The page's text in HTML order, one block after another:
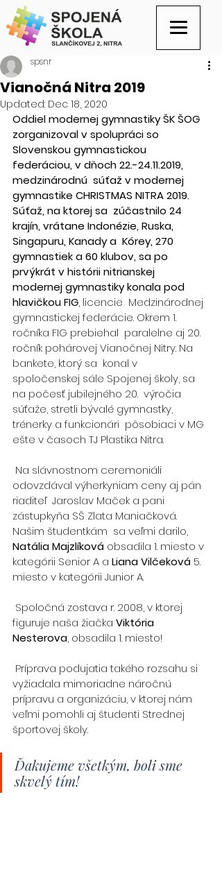
Vianočná Nitra 2019
spsnr
Updated: Dec 18, 2020
Oddiel modernej gymnastiky ŠK ŠOG
zorganizoval v spolupráci so
Slovenskou gymnastickou
federáciou, v dňoch 22.-24.11.2019,
medzinárodnú  súťaž v modernej
gymnastike CHRISTMAS NITRA 2019.
Súťaž, na ktorej sa  zúčastnilo 24
krajín, vrátane Indonézie, Ruska,
Singapuru, Kanady a  Kórey, 270
gymnastiek a 60 klubov, sa po
prvýkrát v histórii nitrianskej
modernej gymnastiky konala pod
hlavičkou FIG, licencie  Medzinárodnej
gymnastickej federácie. Okrem 1.
ročníka FIG prebiehal  paralelne aj 20.
ročník pohárovej Vianočnej Nitry. Na
bankete, ktorý sa  konal v
spoločenskej sále Spojenej školy, sa
na počesť jubilejného 20.  výročia
súťaže, stretli bývalé gymnastky,
trénerky a funkcionári  pôsobiaci v MG
ešte v časoch TJ Plastika Nitra.
odovzdával výherkyniam ceny aj pán
riaditeľ  Jaroslav Maček a pani
zástupkyňa SŠ Zlata Maniačková.
Našim študentkám  sa veľmi darilo,
Natália Majzlíková obsadila 1. miesto v
kategórii Senior A a Liana Vilčeková 5.
miesto v kategórii Junior A.
figuruje naša žiačka Viktória
Nesterova, obsadila 1. miesto!
vyžiadala mimoriadne náročnú
prípravu a organizáciu, v ktorej nám
veľmi pomohli aj študenti Strednej
športovej školy.
Ďakujeme všetkým, boli sme
skvelý tím!